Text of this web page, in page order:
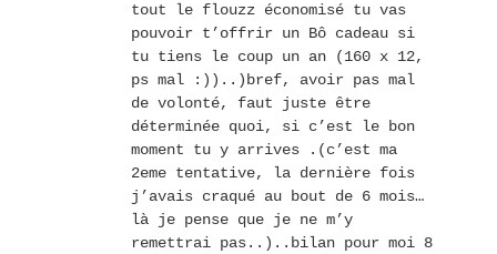
tout le flouzz économisé tu vas
pouvoir t’offrir un Bô cadeau si
tu tiens le coup un an (160 x 12,
ps mal :))..)bref, avoir pas mal
de volonté, faut juste être
déterminée quoi, si c’est le bon
moment tu y arrives .(c’est ma
2eme tentative, la dernière fois
j’avais craqué au bout de 6 mois…
là je pense que je ne m’y
remettrai pas..)..bilan pour moi 8